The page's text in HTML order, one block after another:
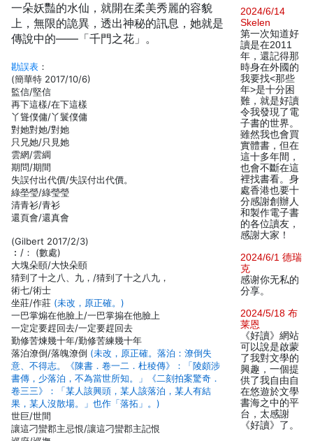
一朵妖豔的水仙，就開在柔美秀麗的容貌
上，無限的詭異，透出神秘的訊息，她就是
傳說中的——「千門之花」。
勘誤表 ：
(簡華特 2017/10/6)
監信/堅信
再下這樣/在下這樣
丫聳僕傭/丫鬟僕傭
對她對她/對她
只兄她/只見她
雲網/雲綢
期問/期間
失誤付出代價/失誤付出代價。
綠塋瑩/綠瑩瑩
清青衫/青衫
還頁會/還真會
(Gilbert 2017/2/3)
︰/： (數處)
大塊朵頤/大快朵頤
猜到了十之八、九，/猜到了十之八九，
術七/術士
坐莊/作莊 (未改，原正確。)
一巴掌煽在他臉上/一巴掌搧在他臉上
一定定要趕回去/一定要趕回去
勤修苦煉幾十年/勤修苦練幾十年
落泊潦倒/落魄潦倒 (未改，原正確。落泊：潦倒失
意、不得志。《陳書．卷一二．杜稜傳》：「陵頗涉
書傳，少落泊，不為當世所知。」《二刻拍案驚奇．
卷三三》：「某人該興頭，某人該落泊，某人有結
果，某人沒散場。」也作「落拓」。)
世巨/世間
讓這刁蠻郡主忌恨/讓這刁蠻郡主記恨
2024/6/14
Skelen
第一次知道好
讀是在2011
年，還記得那
時身在外國的
我要找<那些
年>是十分困
難，就是好讀
令我發現了電
子書的世界。
雖然我也會買
實體書，但在
這十多年間，
也會不斷在這
裡找書看。身
處香港也要十
分感謝創辦人
和製作電子書
的各位讀友，
感謝大家！
2024/6/1 德瑞
克
感谢你无私的
分享。
2024/5/18 布
莱恩
《好讀》網站
可以說是啟蒙
了我對文學的
興趣，一個提
供了我自由自
在悠遊於文學
書海之中的平
台，太感謝
《好讀》了。